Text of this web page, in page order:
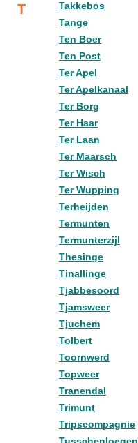
T
Takkebos
Tange
Ten Boer
Ten Post
Ter Apel
Ter Apelkanaal
Ter Borg
Ter Haar
Ter Laan
Ter Maarsch
Ter Wisch
Ter Wupping
Terheijden
Termunten
Termunterzijl
Thesinge
Tinallinge
Tjabbesoord
Tjamsweer
Tjuchem
Tolbert
Toornwerd
Topweer
Tranendal
Trimunt
Tripscompagnie